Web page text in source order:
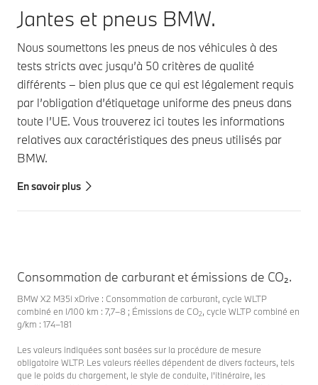
Jantes et pneus BMW.
Nous soumettons les pneus de nos véhicules à des
tests stricts avec jusqu’à 50 critères de qualité
différents – bien plus que ce qui est légalement requis
par l’obligation d’étiquetage uniforme des pneus dans
toute l’UE. Vous trouverez ici toutes les informations
relatives aux caractéristiques des pneus utilisés par
BMW.
En savoir plus
Consommation de carburant et émissions de CO₂.
BMW X2 M35i xDrive : Consommation de carburant, cycle WLTP
combiné en l/100 km : 7,7–8 ; Émissions de CO2, cycle WLTP combiné en
g/km : 174–181
Les valeurs indiquées sont basées sur la procédure de mesure
obligatoire WLTP. Les valeurs réelles dépendent de divers facteurs, tels
que le poids du chargement, le style de conduite, l'itinéraire, les